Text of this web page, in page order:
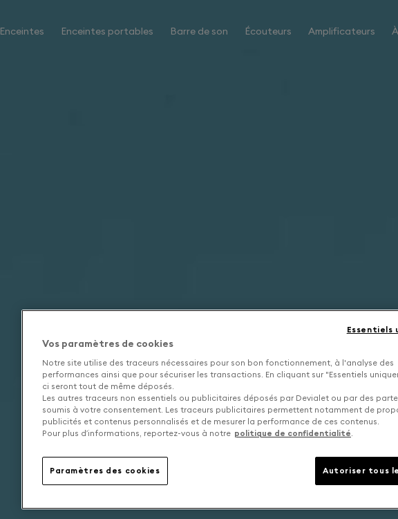
Enceintes Enceintes portables Barre de son Écouteurs Amplificateurs
Vos paramètres de cookies
Notre site utilise des traceurs nécessaires pour son bon fonctionnement, à l'analyse des
performances ainsi que pour sécuriser les transactions. En cliquant sur "Essentiels
ci seront tout de même déposés.
Les autres traceurs non essentiels ou publicitaires déposés par Devialet ou par des
soumis à votre consentement. Les traceurs publicitaires permettent notamment de
publicités et contenus personnalisés et de mesurer la performance de ces contenus.
Pour plus d’informations, reportez-vous à notre politique de confidentialité.
Paramètres des cookies
Essentiels
Autoriser tous